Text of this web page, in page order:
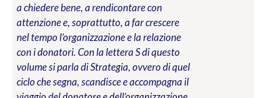
a chiedere bene, a rendicontare con
attenzione e, soprattutto, a far crescere
nel tempo l’organizzazione e la relazione
con i donatori. Con la lettera S di questo
volume si parla di Strategia, ovvero di quel
ciclo che segna, scandisce e accompagna il